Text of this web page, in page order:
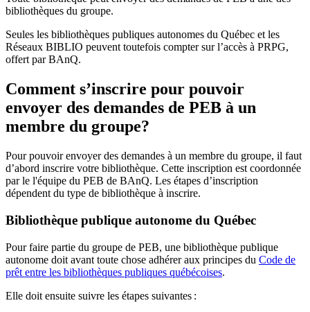
bibliothèques du groupe.
Seules les bibliothèques publiques autonomes du Québec et les
Réseaux BIBLIO peuvent toutefois compter sur l’accès à PRPG,
offert par BAnQ.
Comment s’inscrire pour pouvoir
envoyer des demandes de PEB à un
membre du groupe?
Pour pouvoir envoyer des demandes à un membre du groupe, il faut
d’abord inscrire votre bibliothèque. Cette inscription est coordonnée
par le l'équipe du PEB de BAnQ. Les étapes d’inscription
dépendent du type de bibliothèque à inscrire.
Bibliothèque publique autonome du Québec
Pour faire partie du groupe de PEB, une bibliothèque publique
autonome doit avant toute chose adhérer aux principes du Code de
prêt entre les bibliothèques publiques québécoises.
Elle doit ensuite suivre les étapes suivantes :